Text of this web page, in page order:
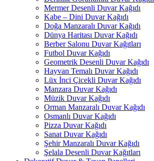
Mermer Desenli Duvar Kağıdı
Kabe – Dini Duvar Kağıdı
Doğa Manzaralı Duvar Kağıdı
Dünya Haritası Duvar Kağıdı
Berber Salonu Duvar Kağıtları
Futbol Duvar Kağıdı
Geometrik Desenli Duvar Kağıdı
Hayvan Temalı Duvar Kağıdı
Lüx İnci Çicekli Duvar Kağıdı
Manzara Duvar Kağıdı
Müzik Duvar Kağıdı
Orman Manzaralı Duvar Kağıdı
Osmanlı Duvar Kağıdı
Pizza Duvar Kağıdı
Sanat Duvar Kağıdı
Şehir Manzaralı Duvar Kağıdı
Şelala Desenli Duvar Kağıtları